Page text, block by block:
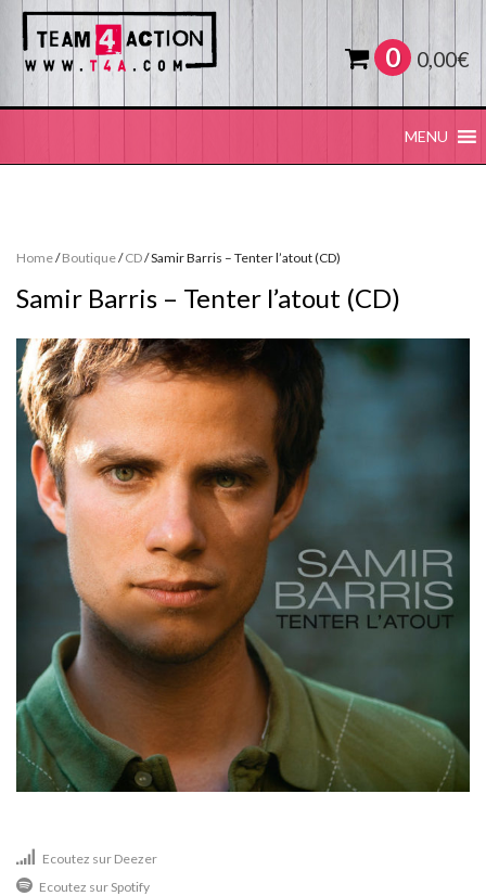
MENU
0 0,00€
Home/Boutique/CD/ Samir Barris – Tenter l’atout (CD)
Samir Barris – Tenter l’atout (CD)
Ecoutez sur Deezer
Ecoutez sur Spotify